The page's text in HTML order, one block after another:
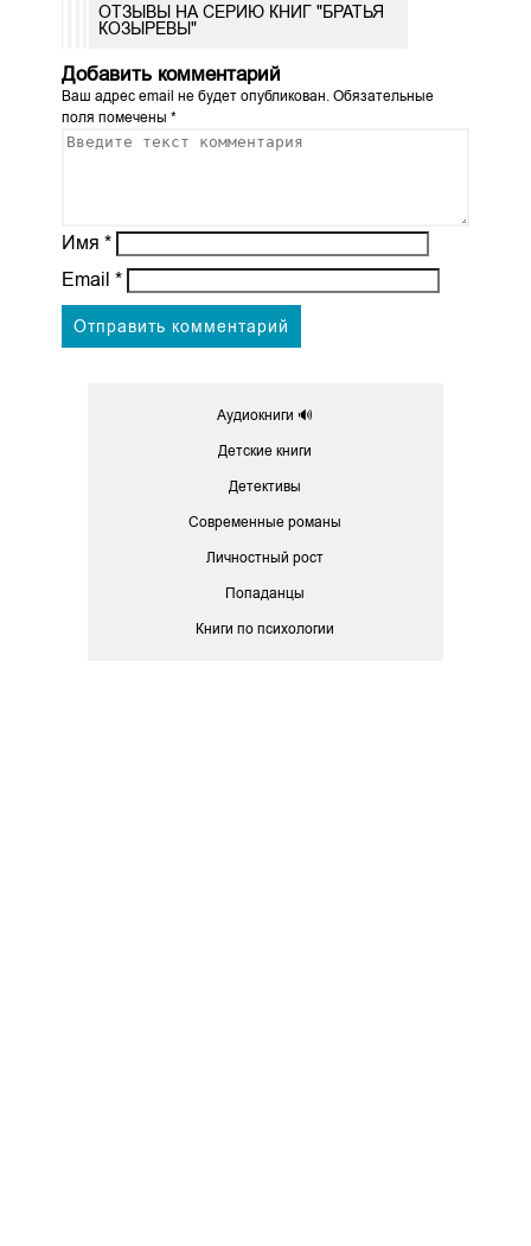
ОТЗЫВЫ НА СЕРИЮ КНИГ "БРАТЬЯ
КОЗЫРЕВЫ"
Добавить комментарий
Ваш адрес email не будет опубликован.Обязательные
поля помечены *
Имя *
Email *
Аудиокниги 🔊
Детские книги
Детективы
Современные романы
Личностный рост
Попаданцы
Книги по психологии